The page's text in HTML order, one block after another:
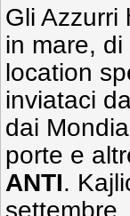
Gli Azzurri
in mare, di
location
inviataci
dai
porte e
ANTI.